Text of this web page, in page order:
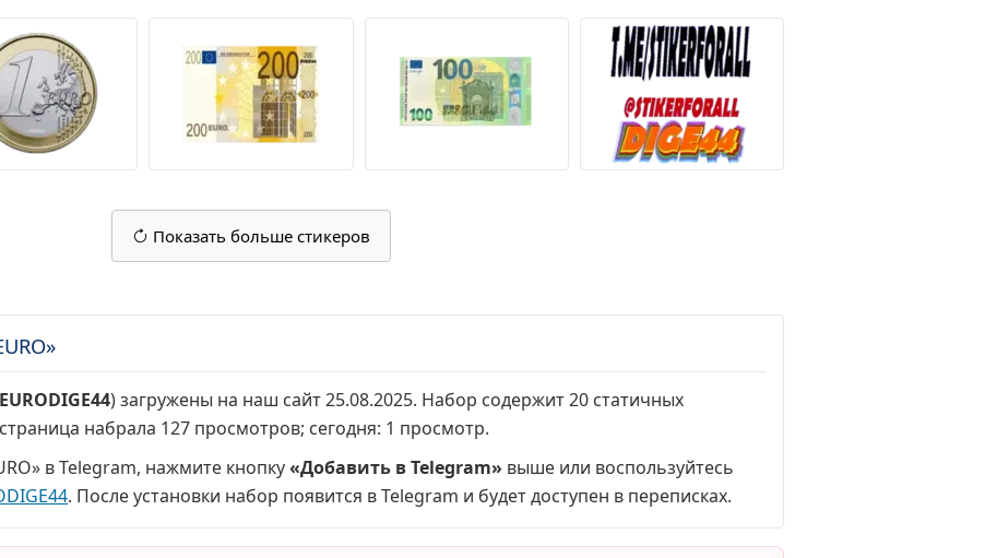
Показать больше стикеров
EURODIGE44) загружены на наш сайт 25.08.2025. Набор содержит 20 статичных
набрала 127 просмотров; сегодня: 1 просмотр.
в Telegram, нажмите кнопку«Добавить в Telegram» выше или воспользуйтесь
. После установки набор появится в Telegram и будет доступен в переписках.